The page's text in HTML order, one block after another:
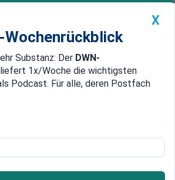
DWN: Geldanlage Premium
DWN-Magazin China
Tschechien
auf nationale
X
Wochenrückblick
Substanz: Der DWN-
liefert 1x/Woche die wichtigsten
Podcast. Für alle, deren Postfach